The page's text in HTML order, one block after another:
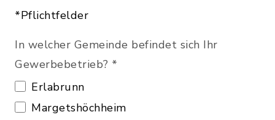
*Pflichtfelder
In welcher Gemeinde befindet sich Ihr
Gewerbebetrieb? *
Erlabrunn
Margetshöchheim